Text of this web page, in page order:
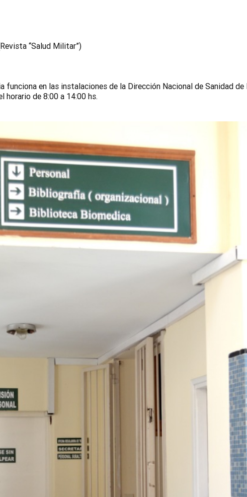
“Salud Militar”)
funciona en las instalaciones de la Dirección Nacional de Sanidad de
horario de 8:00 a 14:00 hs.